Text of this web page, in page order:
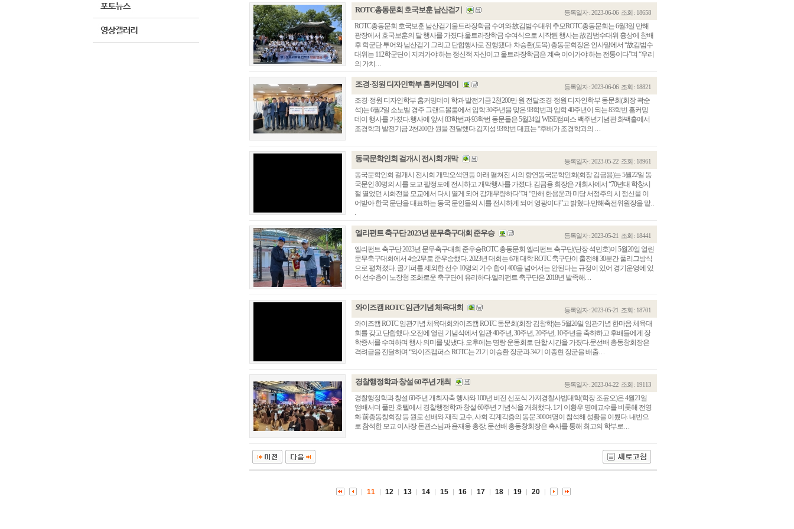
이사장 인사말
총동창회 소식
모교 소식
동창회보
영상갤러리
동문동정
동국의 창
이달의 시
회관건립기금 기부자
장학발전기금 기부자
공지사항
자유게시판
연락처 수정
동국의료원 혜택
ROTC총동문회 호국보훈 남산걷기 등록일자 : 2023-06-06 조회 : 18658
ROTC총동문회 호국보훈 남산걷기울트라장학금 수여와 故김범수대위 추모ROTC총동문회는 6월3일 만해
광장에서 호국보훈의 달 행사를 가졌다.울트라장학금 수여식으로 시작된 행사는 故김범수대위 흉상에 참배
후 학군단 투어와 남산걷기 그리고 단합행사로 진행됐다. 차승환(토목) 총동문회장은 인사말에서 “故김범수
대위는 112학군단이 지켜가야 하는 정신적 자산이고 울트라장학금은 계속 이어가야 하는 전통이다”며 “우리
의 가치. . .
조경·정원 디자인학부 홈커밍데이 등록일자 : 2023-06-06 조회 : 18821
조경·정원 디자인학부 홈커밍데이 학과 발전기금 2천200만 원 전달조경·정원 디자인학부 동문회(회장 곽순
석)는 6월2일 소노벨 경주 그랜드볼룸에서 입학 30주년을 맞은 93학번과 입학 40주년이 되는 83학번 홈커밍
데이 행사를 가졌다.행사에 앞서 83학번과 93학번 동문들은 5월24일 WISE캠퍼스 백주년기념관 화백홀에서
조경학과 발전기금 2천200만 원을 전달했다.김지성 93학번 대표는 “후배가 조경학과의 . . .
동국문학인회 걸개시 전시회 개막 등록일자 : 2023-05-22 조회 : 18961
동국문학인회 걸개시 전시회 개막오색연등 아래 펼쳐진 시의 향연동국문학인회(회장 김금용)는 5월22일 동
국문인 80명의 시를 모교 팔정도에 전시하고 개막행사를 가졌다. 김금용 회장은 개회사에서 “70년대 학창시
절 열었던 시화전을 모교에서 다시 열게 되어 감개무량하다”며 “만해 한용운과 미당 서정주의 시 정신을 이
어받아 한국 문단을 대표하는 동국 문인들의 시를 전시하게 되어 영광이다”고 밝혔다.만해축전위원장을 맡. .
.
엘리펀트 축구단 2023년 문무축구대회 준우승 등록일자 : 2023-05-21 조회 : 18441
엘리펀트 축구단 2023년 문무축구대회 준우승ROTC 총동문회 엘리펀트 축구단(단장 석민호)이 5월20일 열린
문무축구대회에서 4승2무로 준우승했다. 2023년 대회는 6개 대학 ROTC 축구단이 출전해 30분간 풀리그방식
으로 펼쳐졌다. 골기퍼를 제외한 선수 10명의 기수 합이 400을 넘어서는 안된다는 규정이 있어 경기운영에 있
어 선수층이 노장청 조화로운 축구단에 유리하다.엘리펀트 축구단은 2018년 발족해. . .
와이즈캠 ROTC 임관기념 체육대회 등록일자 : 2023-05-21 조회 : 18701
와이즈캠 ROTC 임관기념 체육대회와이즈캠 ROTC 동문회(회장 김창학)는 5월20일 임관기념 한마음 체육대
회를 갖고 단합했다.오전에 열린 기념식에서 임관 40주년, 30주년, 20주년, 10주년을 축하하고 후배들에게 장
학증서를 수여하며 행사 의미를 빛냈다. 오후에는 명랑 운동회로 단합 시간을 가졌다.문선배 총동창회장은
격려금을 전달하며 “와이즈캠퍼스 ROTC는 21기 이승환 장군과 34기 이종현 장군을 배출. . .
경찰행정학과 창설 60주년 개최 등록일자 : 2023-04-22 조회 : 19113
경찰행정학과 창설 60주년 개최자축 행사와 100년 비전 선포식 가져경찰사법대학(학장 조윤오)은 4월21일
앰배서더 풀만 호텔에서 경찰행정학과 창설 60주년 기념식을 개최했다. 1기 이황우 명예교수를 비롯해 전영
화 前총동창회장 등 원로 선배와 재직 교수, 사회 각계각층의 동문 300여명이 참석해 성황을 이뤘다. 내빈으
로 참석한 모교 이사장 돈관스님과 윤재웅 총장, 문선배 총동창회장은 축사를 통해 최고의 학부로. . .
11 12 13 14 15 16 17 18 19 20